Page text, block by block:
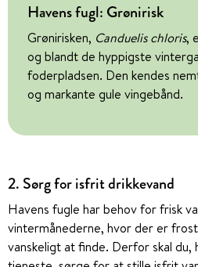
Havens fugl: Grønirisk
Grønirisken, Canduelis chloris,
og blandt de hyppigste
foderpladsen. Den kendes
og markante gule vingebånd.
2. Sørg for isfrit drikkevand
Havens fugle har behov for frisk
vintermånederne, hvor der er
vanskeligt at finde. Derfor skal du,